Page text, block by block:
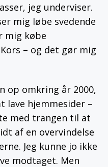
jeg underviser.
mig løbe svedende
mig købe
– og det gør mig
op omkring år 2000,
lave hjemmesider –
med trangen til at
af en overvindelse
Jeg kunne jo ikke
modtaget. Men